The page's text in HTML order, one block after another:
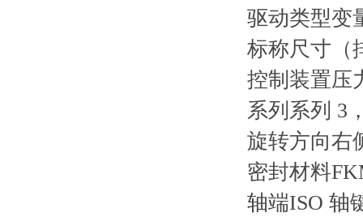
驱动类型变
标称尺寸（
控制装置压
系列 系列 3
旋转方向右
密封材料
轴端ISO 轴